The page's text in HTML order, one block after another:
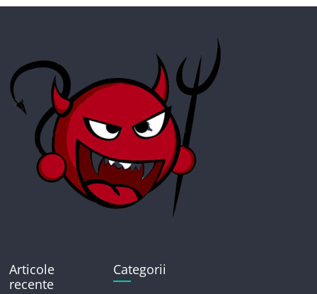
Articole
recente
Categorii